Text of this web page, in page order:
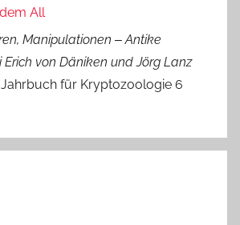
All
Manipulationen ‒ Antike
Erich von Däniken und Jörg Lanz
Jahrbuch für Kryptozoologie 6